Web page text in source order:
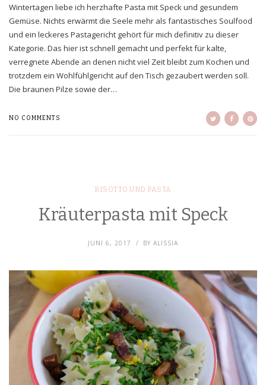
Wintertagen liebe ich herzhafte Pasta mit Speck und gesundem
Gemüse. Nichts erwärmt die Seele mehr als fantastisches Soulfood
und ein leckeres Pastagericht gehört für mich definitiv zu dieser
Kategorie. Das hier ist schnell gemacht und perfekt für kalte,
verregnete Abende an denen nicht viel Zeit bleibt zum Kochen und
trotzdem ein Wohlfühlgericht auf den Tisch gezaubert werden soll.
Die braunen Pilze sowie der…
NO COMMENTS
RISOTTO UND PASTA
Kräuterpasta mit Speck
JUNI 6, 2017 BY ALISSIA